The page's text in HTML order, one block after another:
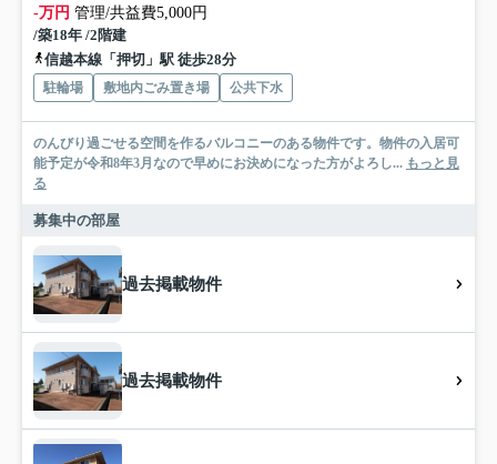
-万円 管理/共益費5,000円
/築18年 /2階建
信越本線「押切」駅 徒歩28分
駐輪場 敷地内ごみ置き場 公共下水
のんびり過ごせる空間を作るバルコニーのある物件です。物件の入居可
能予定が令和8年3月なので早めにお決めになった方がよろし... もっと見
る
募集中の部屋
過去掲載物件
過去掲載物件